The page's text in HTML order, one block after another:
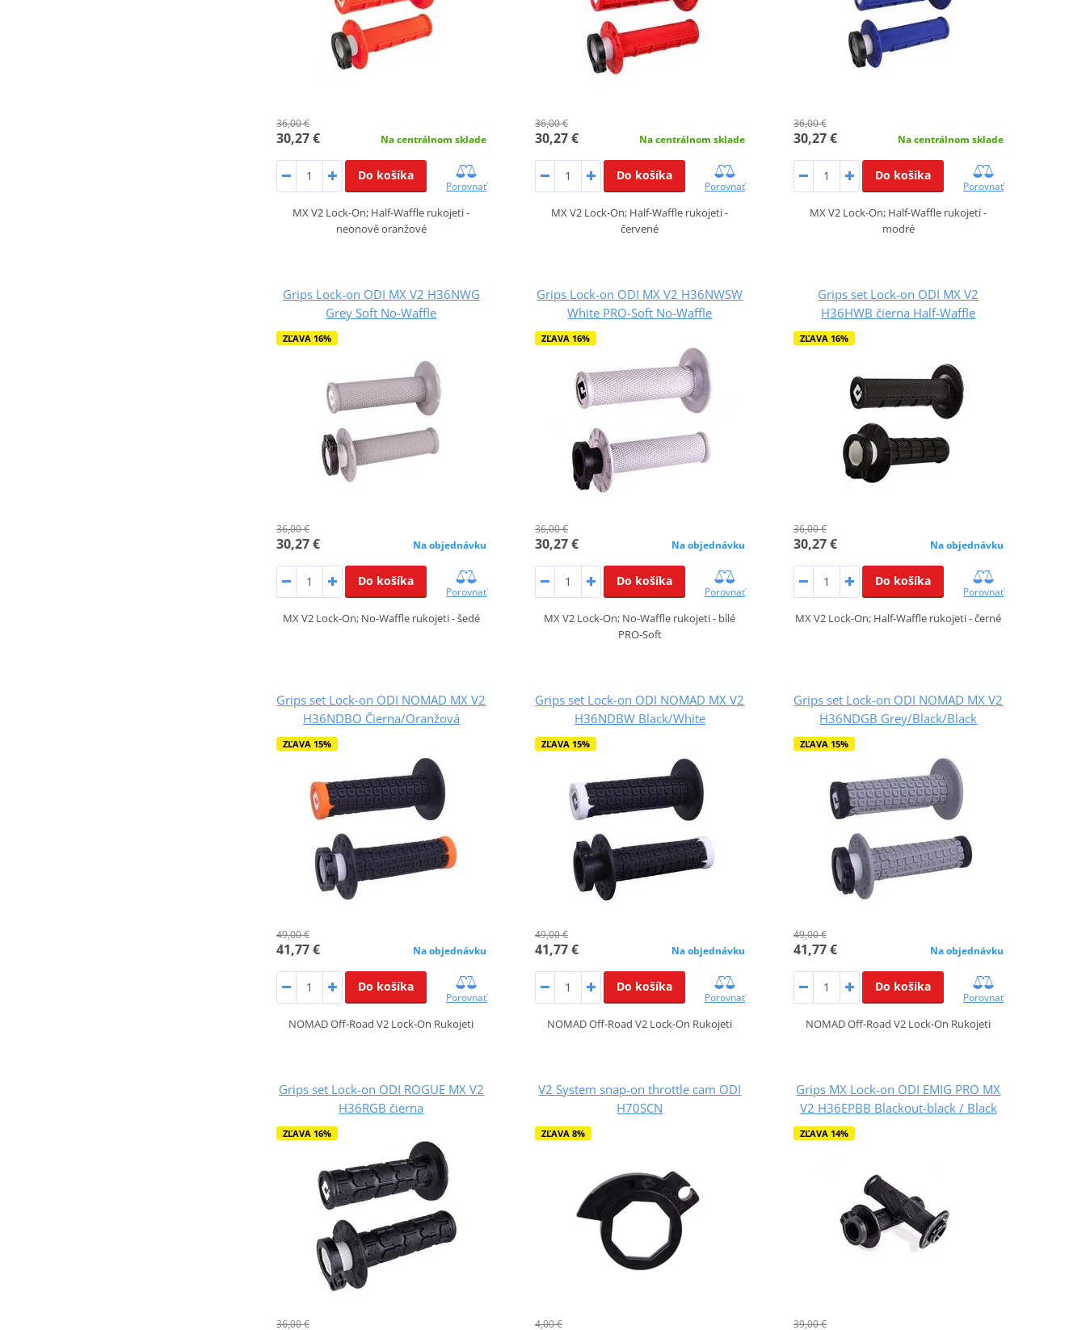
36,00 €
30,27 € Na centrálnom sklade
Do košíka
Porovnať
MX V2 Lock-On; Half-Waffle rukojeti -
neonově oranžové
36,00 €
30,27 € Na centrálnom sklade
Do košíka
Porovnať
MX V2 Lock-On; Half-Waffle rukojeti -
červené
36,00 €
30,27 € Na centrálnom sklade
Do košíka
Porovnať
MX V2 Lock-On; Half-Waffle rukojeti -
modré
Grips Lock-on ODI MX V2 H36NWG
Grey Soft No-Waffle
ZĽAVA 16%
36,00 €
30,27 € Na objednávku
Do košíka
Porovnať
MX V2 Lock-On; No-Waffle rukojeti - šedé
Grips Lock-on ODI MX V2 H36NWSW
White PRO-Soft No-Waffle
ZĽAVA 16%
36,00 €
30,27 € Na objednávku
Do košíka
Porovnať
MX V2 Lock-On; No-Waffle rukojeti - bílé
PRO-Soft
Grips set Lock-on ODI MX V2
H36HWB čierna Half-Waffle
ZĽAVA 16%
36,00 €
30,27 € Na objednávku
Do košíka
Porovnať
MX V2 Lock-On; Half-Waffle rukojeti - černé
Grips set Lock-on ODI NOMAD MX V2
H36NDBO Čierna/Oranžová
ZĽAVA 15%
49,00 €
41,77 € Na objednávku
Do košíka
Porovnať
NOMAD Off-Road V2 Lock-On Rukojeti
Grips set Lock-on ODI NOMAD MX V2
H36NDBW Black/White
ZĽAVA 15%
49,00 €
41,77 € Na objednávku
Do košíka
Porovnať
NOMAD Off-Road V2 Lock-On Rukojeti
Grips set Lock-on ODI NOMAD MX V2
H36NDGB Grey/Black/Black
ZĽAVA 15%
49,00 €
41,77 € Na objednávku
Do košíka
Porovnať
NOMAD Off-Road V2 Lock-On Rukojeti
Grips set Lock-on ODI ROGUE MX V2
H36RGB čierna
ZĽAVA 16%
36,00 €
V2 System snap-on throttle cam ODI
H70SCN
ZĽAVA 8%
4,00 €
Grips MX Lock-on ODI EMIG PRO MX
V2 H36EPBB Blackout-black / Black
ZĽAVA 14%
39,00 €